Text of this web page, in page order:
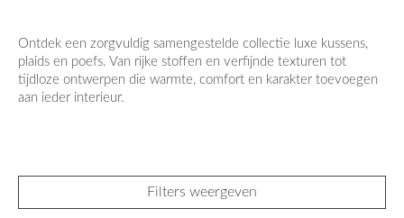
Ontdek een zorgvuldig samengestelde collectie luxe kussens,
plaids en poefs. Van rijke stoffen en verfijnde texturen tot
tijdloze ontwerpen die warmte, comfort en karakter toevoegen
aan ieder interieur.
Filters weergeven